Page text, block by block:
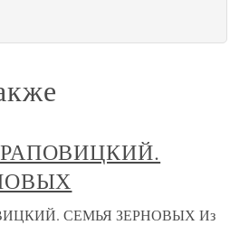
СЕМЬЯ ЗЕРНОВЫХ Из